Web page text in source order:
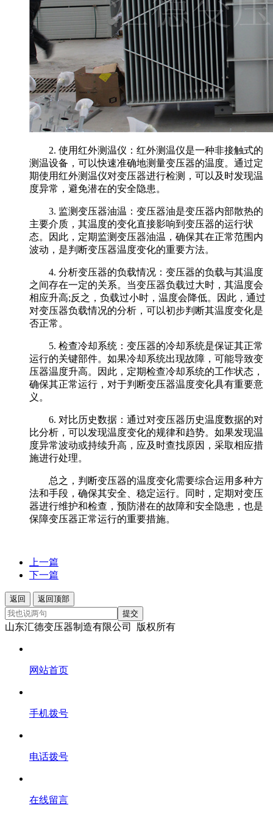
2. 使用红外测温仪：红外测温仪是一种非接触式的
测温设备，可以快速准确地测量变压器的温度。通过定
期使用红外测温仪对变压器进行检测，可以及时发现温
度异常，避免潜在的安全隐患。
3. 监测变压器油温：变压器油是变压器内部散热的
主要介质，其温度的变化直接影响到变压器的运行状
态。因此，定期监测变压器油温，确保其在正常范围内
波动，是判断变压器温度变化的重要方法。
4. 分析变压器的负载情况：变压器的负载与其温度
之间存在一定的关系。当变压器负载过大时，其温度会
相应升高;反之，负载过小时，温度会降低。因此，通过
对变压器负载情况的分析，可以初步判断其温度变化是
否正常。
5. 检查冷却系统：变压器的冷却系统是保证其正常
运行的关键部件。如果冷却系统出现故障，可能导致变
压器温度升高。因此，定期检查冷却系统的工作状态，
确保其正常运行，对于判断变压器温度变化具有重要意
义。
6. 对比历史数据：通过对变压器历史温度数据的对
比分析，可以发现温度变化的规律和趋势。如果发现温
度异常波动或持续升高，应及时查找原因，采取相应措
施进行处理。
总之，判断变压器的温度变化需要综合运用多种方
法和手段，确保其安全、稳定运行。同时，定期对变压
器进行维护和检查，预防潜在的故障和安全隐患，也是
保障变压器正常运行的重要措施。
上一篇
下一篇
返回
返回顶部
提交
山东汇德变压器制造有限公司 版权所有
网站首页
手机拨号
电话拨号
在线留言